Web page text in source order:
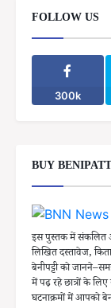
FOLLOW US
300k
BUY
इस पुस्तक में संकलित
लिखित दस्तावेज,
बेनीपट्टी को
में पढ़ रहे छात्रों के
घटनाक्रमों में आपको